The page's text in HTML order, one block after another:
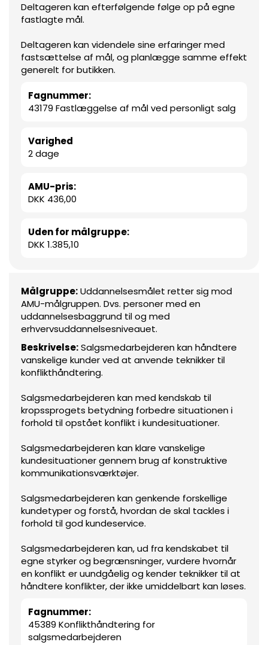
Deltageren kan efterfølgende følge op på egne
fastlagte mål.
Deltageren kan videndele sine erfaringer med
fastsættelse af mål, og planlægge samme effekt
generelt for butikken.
Fagnummer:
43179 Fastlæggelse af mål ved personligt salg
Varighed
2 dage
AMU-pris:
DKK 436,00
Uden for målgruppe:
DKK 1.385,10
Målgruppe:Uddannelsesmålet retter sig mod
AMU-målgruppen. Dvs. personer med en
uddannelsesbaggrund til og med
erhvervsuddannelsesniveauet.
Beskrivelse:Salgsmedarbejderen kan håndtere
vanskelige kunder ved at anvende teknikker til
konflikthåndtering.
Salgsmedarbejderen kan med kendskab til
kropssprogets betydning forbedre situationen i
forhold til opstået konflikt i kundesituationer.
Salgsmedarbejderen kan klare vanskelige
kundesituationer gennem brug af konstruktive
kommunikationsværktøjer.
Salgsmedarbejderen kan genkende forskellige
kundetyper og forstå, hvordan de skal tackles i
forhold til god kundeservice.
Salgsmedarbejderen kan, ud fra kendskabet til
egne styrker og begrænsninger, vurdere hvornår
en konflikt er uundgåelig og kender teknikker til at
håndtere konflikter, der ikke umiddelbart kan løses.
Fagnummer:
45389 Konflikthåndtering for
salgsmedarbejderen